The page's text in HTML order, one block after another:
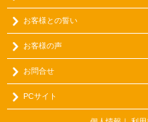
お客様との誓い
お客様の声
お問合せ
PCサイト